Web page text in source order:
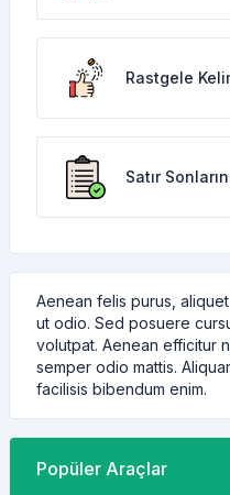
Rastgele
Satır
Aenean felis purus,
ut odio. Sed posuere
volutpat. Aenean efficitur
semper odio mattis.
facilisis bibendum enim.
Popüler Araçlar